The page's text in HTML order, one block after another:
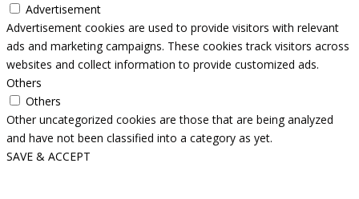
Advertisement
Advertisement cookies are used to provide visitors with relevant
ads and marketing campaigns. These cookies track visitors across
websites and collect information to provide customized ads.
Others
Others
Other uncategorized cookies are those that are being analyzed
and have not been classified into a category as yet.
SAVE & ACCEPT